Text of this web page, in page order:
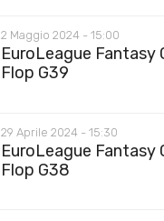
2 Maggio 2024 - 15:00
EuroLeague Fantasy
Flop G39
29 Aprile 2024 - 15:30
EuroLeague Fantasy
Flop G38